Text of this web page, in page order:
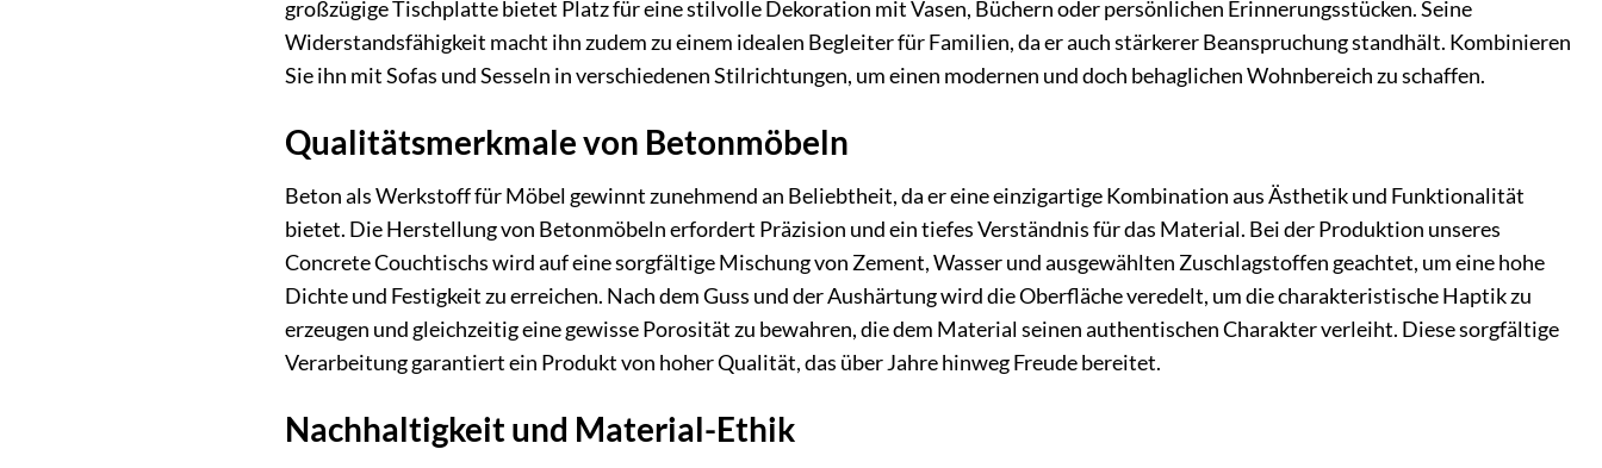
großzügige Tischplatte bietet Platz für eine stilvolle Dekoration mit Vasen, Büchern oder persönlichen Erinnerungsstücken. Seine
Widerstandsfähigkeit macht ihn zudem zu einem idealen Begleiter für Familien, da er auch stärkerer Beanspruchung standhält. Kombinieren
Sie ihn mit Sofas und Sesseln in verschiedenen Stilrichtungen, um einen modernen und doch behaglichen Wohnbereich zu schaffen.
Qualitätsmerkmale von Betonmöbeln
Beton als Werkstoff für Möbel gewinnt zunehmend an Beliebtheit, da er eine einzigartige Kombination aus Ästhetik und Funktionalität
bietet. Die Herstellung von Betonmöbeln erfordert Präzision und ein tiefes Verständnis für das Material. Bei der Produktion unseres
Concrete Couchtischs wird auf eine sorgfältige Mischung von Zement, Wasser und ausgewählten Zuschlagstoffen geachtet, um eine hohe
Dichte und Festigkeit zu erreichen. Nach dem Guss und der Aushärtung wird die Oberfläche veredelt, um die charakteristische Haptik zu
erzeugen und gleichzeitig eine gewisse Porosität zu bewahren, die dem Material seinen authentischen Charakter verleiht. Diese sorgfältige
Verarbeitung garantiert ein Produkt von hoher Qualität, das über Jahre hinweg Freude bereitet.
Nachhaltigkeit und Material-Ethik